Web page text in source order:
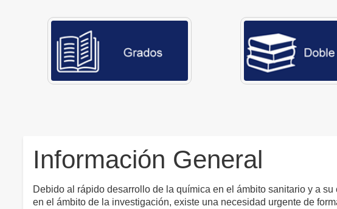
Información General
Debido al rápido desarrollo de la química en el ámbito sanitario y a
en el ámbito de la investigación, existe una necesidad urgente de